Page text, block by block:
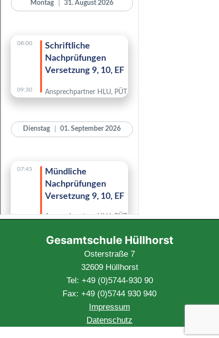
Gesamtschule Hüllhorst
Osterstraße 7
32609 Hüllhorst
Tel: +49 (0)5744-930 90
Fax: +49 (0)5744 930 940
Impressum
Datenschutz